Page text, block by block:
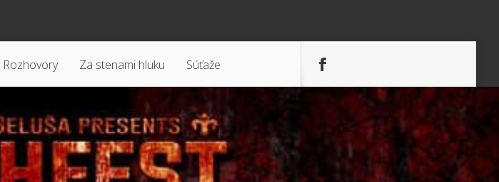
Rozhovory Za stenami hluku Súťaže